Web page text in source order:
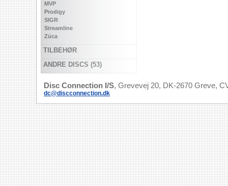
MVP
Prodigy
SIGR
Streamline
Züca
TILBEHØR
ANDRE DISCS (53)
Disc Connection I/S, Grevevej 20, DK-2670 Greve,
dc@discconnection.dk